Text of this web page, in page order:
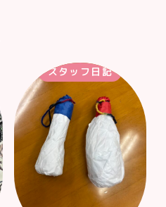
スタッフ日記